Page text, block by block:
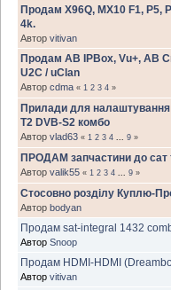
Продам X96Q, MX10 F1, P5,
4k.
Автор vitivan
Продам AB IPBox, Vu+, AB
U2C / uClan
Автор cdma « 1 2 3 4 »
Прилади для
T2 DVB-S2 комбо
Автор vlad63 « 1 2 3 4 ... 9 »
ПРОДАМ запчастини до сат
Автор valik55 « 1 2 3 4 ... 9 »
Стосовно розділу Куплю-
Автор bodyan
Продам sat-integral 1432
Автор Snoop
Продам HDMI-HDMI
Автор vitivan